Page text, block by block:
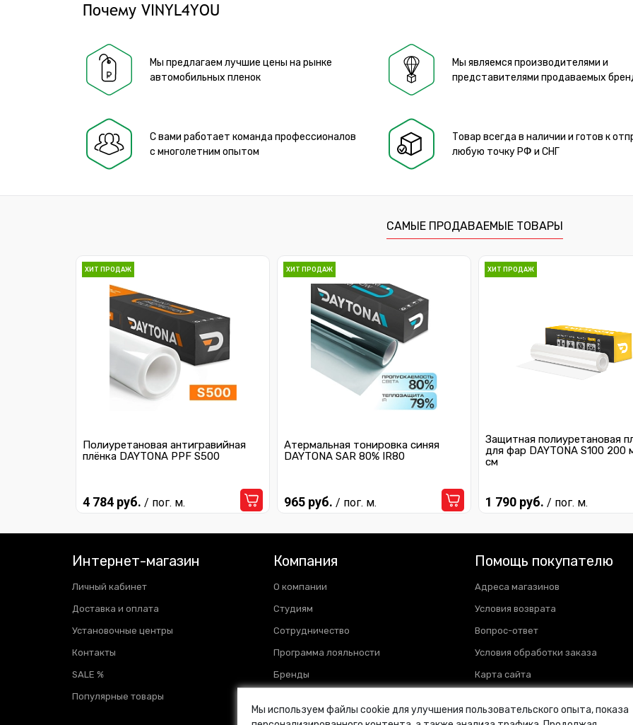
Почему VINYL4YOU
Мы предлагаем лучшие цены на рынке
автомобильных пленок
Мы являемся производителями и
представителями продаваемых
С вами работает команда профессионалов
с многолетним опытом
Товар всегда в наличии и готов к
любую точку РФ и СНГ
САМЫЕ ПРОДАВАЕМЫЕ ТОВАРЫ
ХИТ ПРОДАЖ
Полиуретановая антигравийная
плёнка DAYTONA PPF S500
4 784 руб. / пог. м.
ХИТ ПРОДАЖ
Атермальная тонировка синяя
DAYTONA SAR 80% IR80
965 руб. / пог. м.
ХИТ ПРОДАЖ
Защитная полиуретановая
для фар DAYTONA S100 200
см
1 790 руб. / пог. м.
Интернет-магазин
Личный кабинет
Доставка и оплата
Установочные центры
Контакты
SALE %
Популярные товары
Компания
О компании
Студиям
Сотрудничество
Программа лояльности
Бренды
Новости
Помощь покупателю
Адреса магазинов
Условия возврата
Вопрос-ответ
Условия обработки заказа
Карта сайта
Мы используем файлы cookie для улучшения пользовательского опыта, показа